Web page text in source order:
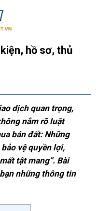
hồ sơ, thủ
dịch quan trọng,
nắm rõ luật
bán đất: Những
vệ quyền lợi,
tật mang”. Bài
những thông tin